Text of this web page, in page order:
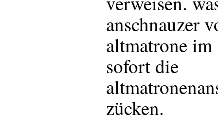
anschnauzer
altmatrone
sofort die
zücken.